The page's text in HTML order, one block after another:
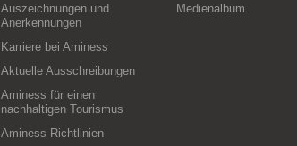
Auszeichnungen und
Anerkennungen
Karriere bei Aminess
Aktuelle Ausschreibungen
Aminess für einen
nachhaltigen Tourismus
Aminess Richtlinien
Medienalbum